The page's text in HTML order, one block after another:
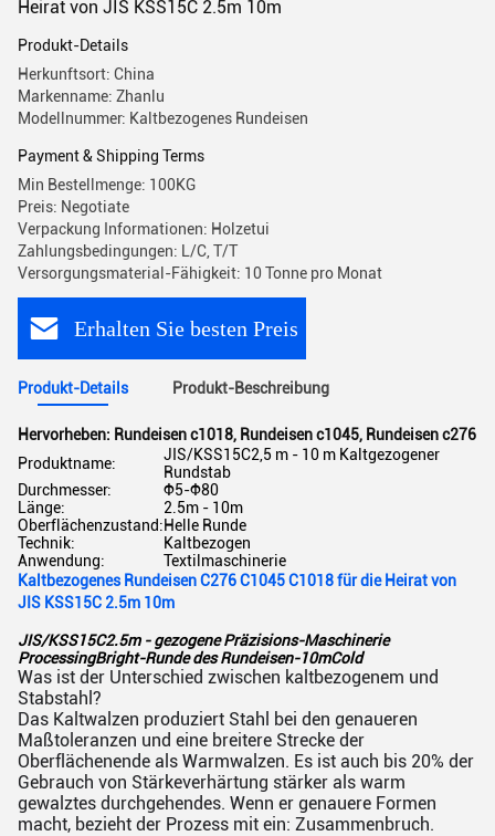
Heirat von JIS KSS15C 2.5m 10m
Produkt-Details
Herkunftsort: China
Markenname: Zhanlu
Modellnummer: Kaltbezogenes Rundeisen
Payment & Shipping Terms
Min Bestellmenge: 100KG
Preis: Negotiate
Verpackung Informationen: Holzetui
Zahlungsbedingungen: L/C, T/T
Versorgungsmaterial-Fähigkeit: 10 Tonne pro Monat
Erhalten Sie besten Preis
Produkt-Details Produkt-Beschreibung
Hervorheben: Rundeisen c1018, Rundeisen c1045, Rundeisen c276
Produktname:
JIS/KSS15C2,5 m - 10 m Kaltgezogener
Rundstab
Durchmesser:
Φ5-Φ80
Länge:
2.5m - 10m
Oberflächenzustand:Helle Runde
Technik:
Kaltbezogen
Anwendung:
Textilmaschinerie
Kaltbezogenes Rundeisen C276 C1045 C1018 für die Heirat von
JIS KSS15C 2.5m 10m
JIS/KSS15C2.5m - gezogene Präzisions-Maschinerie
ProcessingBright-Runde des Rundeisen-10mCold
Was ist der Unterschied zwischen kaltbezogenem und
Stabstahl?
Das Kaltwalzen produziert Stahl bei den genaueren
Maßtoleranzen und eine breitere Strecke der
Oberflächenende als Warmwalzen. Es ist auch bis 20% der
Gebrauch von Stärkeverhärtung stärker als warm
gewalztes durchgehendes. Wenn er genauere Formen
macht, bezieht der Prozess mit ein: Zusammenbruch.